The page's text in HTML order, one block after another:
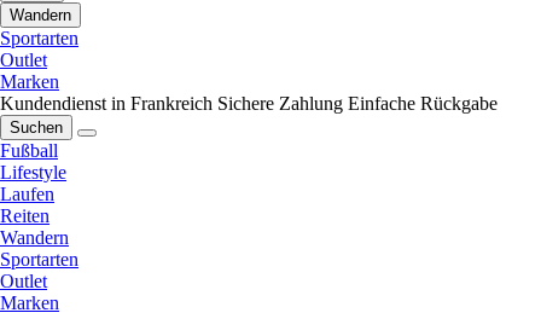
Wandern
Sportarten
Outlet
Marken
Kundendienst in Frankreich Sichere Zahlung Einfache Rückgabe
Suchen
Fußball
Lifestyle
Laufen
Reiten
Wandern
Sportarten
Outlet
Marken